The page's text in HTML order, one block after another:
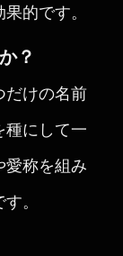
的です。
？
だけの名前
種にして一
愛称を組み
。